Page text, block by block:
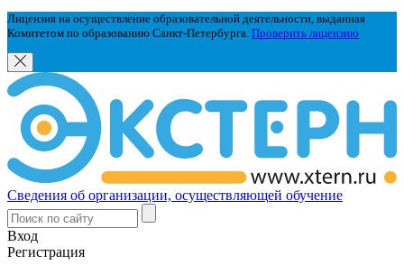
Лицензия на осуществление образовательной деятельности, выданная
Комитетом по образованию Санкт-Петербурга. Проверить лицензию
Сведения об организации, осуществляющей обучение
Вход
Регистрация